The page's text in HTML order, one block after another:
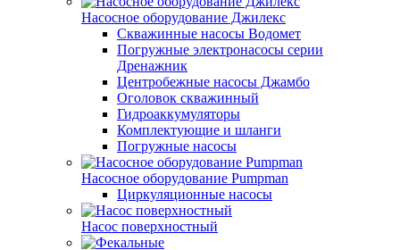
Насосное оборудование Джилекс
Скважинные насосы Водомет
Погружные электронасосы серии
Дренажник
Центробежные насосы Джамбо
Оголовок скважинный
Гидроаккумуляторы
Комплектующие и шланги
Погружные насосы
Насосное оборудование Pumpman
Циркуляционные насосы
Насос поверхностный